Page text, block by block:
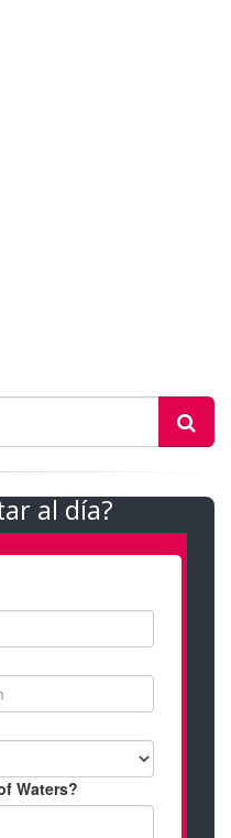
al día?